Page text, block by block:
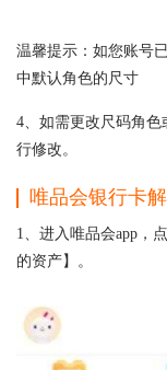
温馨提示：如您账号
中默认角色的尺寸
4、如需更改尺码角
行修改。
唯品会银行卡
1、进入唯品会app，
的资产】。